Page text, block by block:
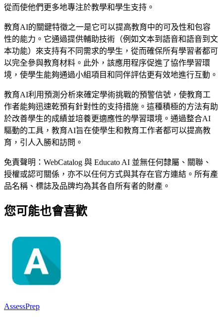
從而使他們更多地專注於教學和學生支持。
教育AI的關鍵特徵之一是它可以提高教育中的可及性和包容
性的能力。它通過提供輔助技術（例如文本到語音和語音到文
本功能）來支持有不同需求的學生，從而確保所有學習者都可
以完全參與教育材料。此外，該應用程序促進了協作學習環
境，使學生能夠通過小組項目和同伴評估更有效地進行互動。
教育AI利用預測分析來確定學術挑戰的預警信號，使教育工
作者能夠迅速乾預有針對性的支持措施。這種積極的方法有助
於改善學生的成績並培養更適應性的學習環境。通過整合AI
驅動的工具，教育AI旨在使學生和教育工作者都可以提高教
育，引人入勝和訪問。
免責聲明：WebCatalog 與 Educato AI 並無任何隸屬、關聯、
授權或認可關係，亦不以任何方式與其存在官方連結。所有產
品名稱、標誌及品牌均為其各自所有者的財產。
您可能也會喜歡
AssessPrep